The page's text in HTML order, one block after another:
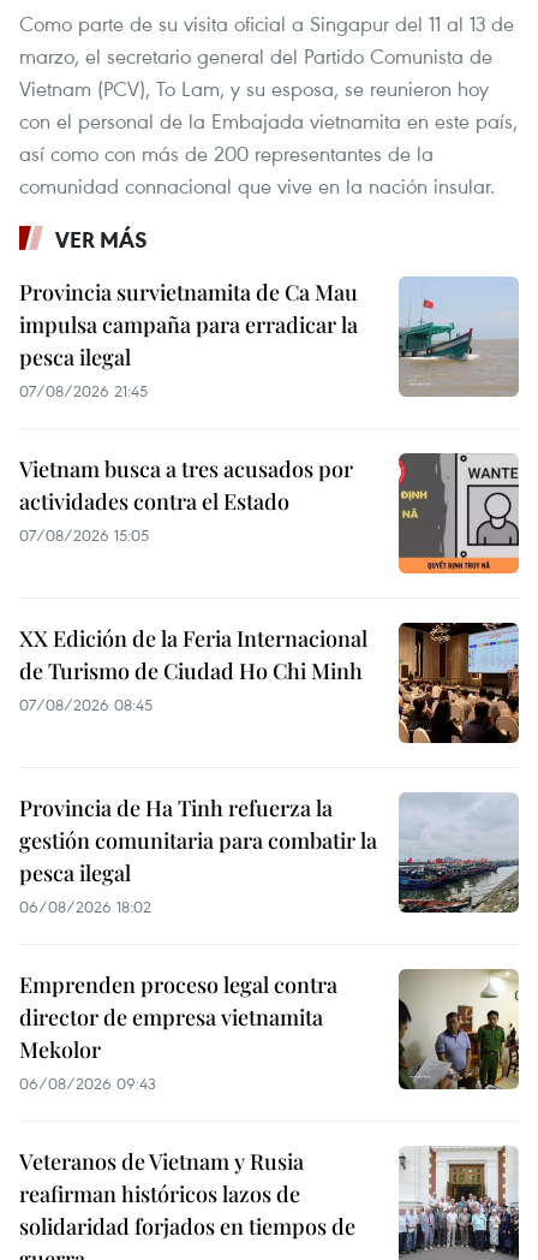
Como parte de su visita oficial a Singapur del 11 al 13 de
marzo, el secretario general del Partido Comunista de
Vietnam (PCV), To Lam, y su esposa, se reunieron hoy
con el personal de la Embajada vietnamita en este país,
así como con más de 200 representantes de la
comunidad connacional que vive en la nación insular.
VER MÁS
Provincia survietnamita de Ca Mau
impulsa campaña para erradicar la
pesca ilegal
07/08/2026 21:45
Vietnam busca a tres acusados por
actividades contra el Estado
07/08/2026 15:05
XX Edición de la Feria Internacional
de Turismo de Ciudad Ho Chi Minh
07/08/2026 08:45
Provincia de Ha Tinh refuerza la
gestión comunitaria para combatir la
pesca ilegal
06/08/2026 18:02
Emprenden proceso legal contra
director de empresa vietnamita
Mekolor
06/08/2026 09:43
Veteranos de Vietnam y Rusia
reafirman históricos lazos de
solidaridad forjados en tiempos de